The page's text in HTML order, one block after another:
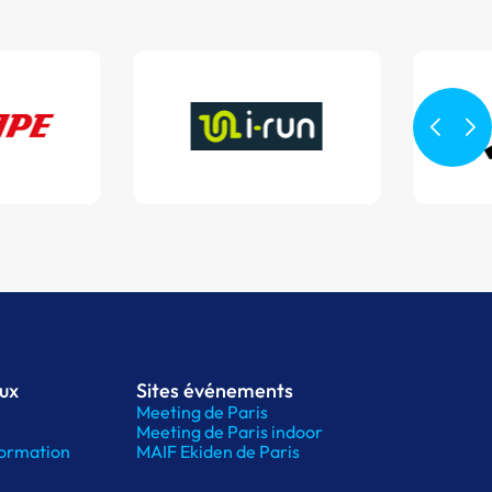
Sites événements
Meeting de Paris
Meeting de Paris indoor
MAIF Ekiden de Paris